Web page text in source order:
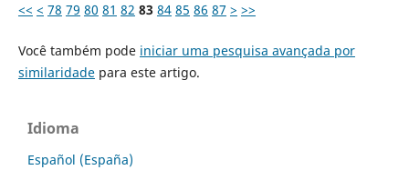
<< < 78 79 80 81 82 83 84 85 86 87 > >>
Você também pode iniciar uma pesquisa avançada por
similaridadepara este artigo.
Idioma
Español (España)